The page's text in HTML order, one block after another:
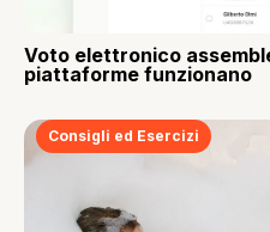
Voto elettronico
piattaforme funzionano
Consigli ed Esercizi